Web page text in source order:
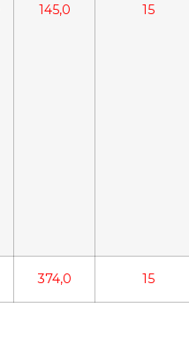
145,0 15
374,0 15